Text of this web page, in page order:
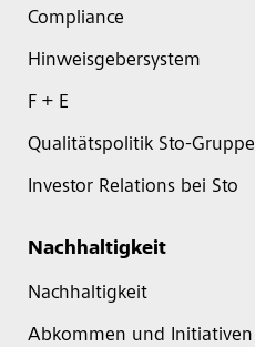
Compliance
Hinweisgebersystem
F + E
Qualitätspolitik Sto-Gruppe
Investor Relations bei Sto
Nachhaltigkeit
Nachhaltigkeit
Abkommen und Initiativen